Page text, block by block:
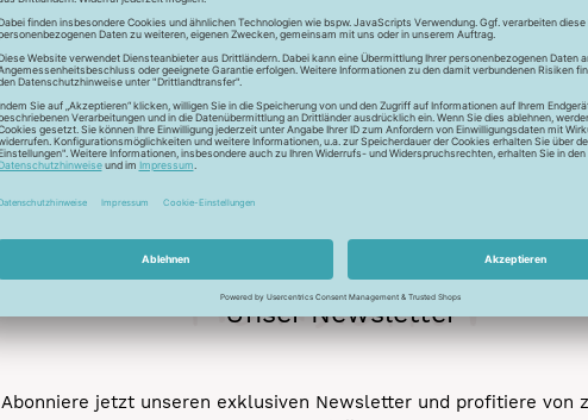
Unser Newsletter
Newsletter
Abonniere jetzt unseren exklusiven Newsletter und profitiere von